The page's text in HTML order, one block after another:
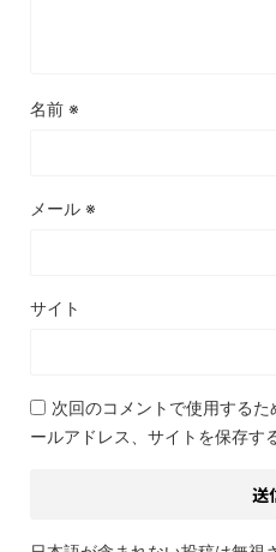
名前 ※
メール ※
サイト
次回のコメントで使用する
ールアドレス、サイトを保存する